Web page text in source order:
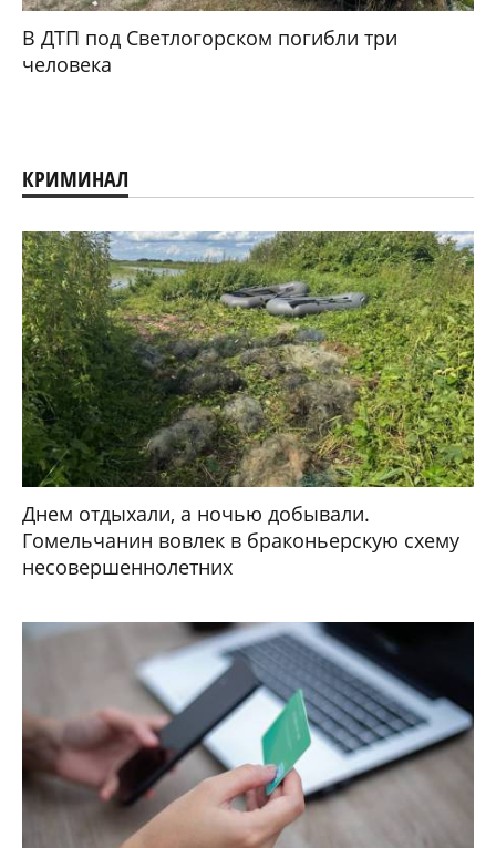
В ДТП под Светлогорском погибли три
человека
КРИМИНАЛ
Днем отдыхали, а ночью добывали.
Гомельчанин вовлек в браконьерскую схему
несовершеннолетних